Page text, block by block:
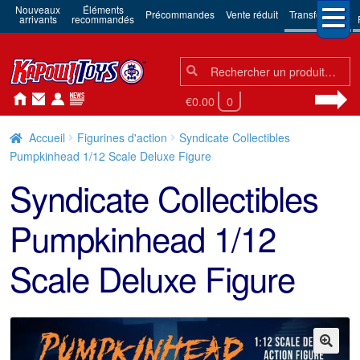
Nouveaux
arrivants
Éléments
recommandés Précommandes Vente réduit Transformers
Chercher:
Chercher
€0.00 0
Accueil Figurines d'action
Syndicate Collectibles
Pumpkinhead 1/12 Scale Deluxe Figure
Syndicate Collectibles
Pumpkinhead 1/12
Scale Deluxe Figure